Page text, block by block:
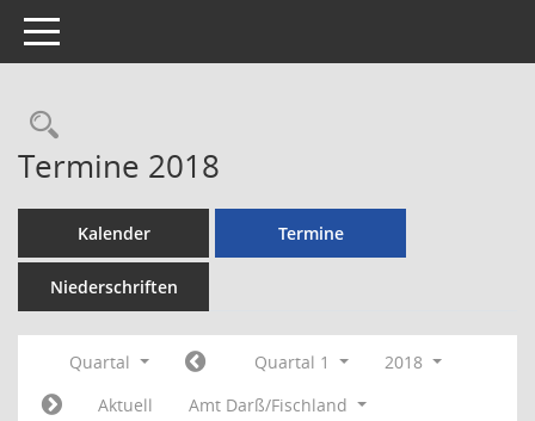
Toggle navigation
Rechercheauswahl
Termine 2018
Kalender Termine
Niederschriften
Quartal Quartal 1
2018
Aktuell
Amt Darß/Fischland